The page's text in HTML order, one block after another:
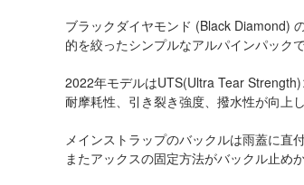
ブラックダイヤモンド (Black Diamond)
的を絞ったシンプルなアルパインパックで
2022年モデルはUTS(Ultra Tear
耐摩耗性、引き裂き強度、撥水性が向上し
メインストラップのバックルは雨蓋に直
またアックスの固定方法がバックル止め